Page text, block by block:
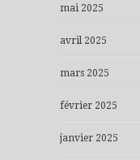
mai 2025
avril 2025
mars 2025
février 2025
janvier 2025